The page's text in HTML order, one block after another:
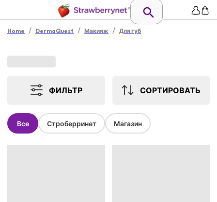
Home / DermaQuest / Макияж / Для губ
ФИЛЬТР СОРТИРОВАТЬ
Все Строберринет Магазин